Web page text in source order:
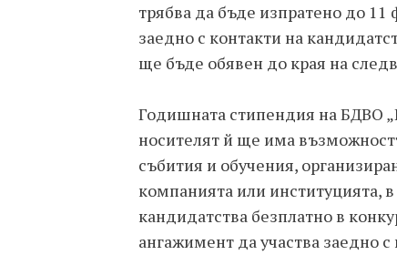
трябва да бъде изпратено до 11
заедно с контакти на
ще бъде обявен до края на
Годишната стипендия на БДВО
носителят й ще има
събития и обучения,
компанията или институцията,
кандидатства безплатно в
ангажимент да участва заедно